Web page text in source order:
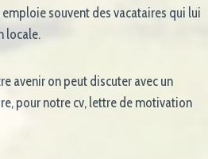
souvent des vacataires qui lui
locale.
avenir on peut discuter avec un
pour notre cv, lettre de motivation